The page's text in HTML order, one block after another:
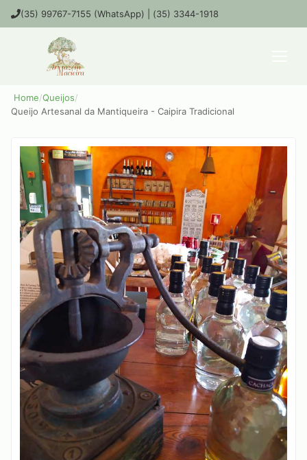
(35) 99767-7155 (WhatsApp) | (35) 3344-1918
Home/Queijos/
Queijo Artesanal da Mantiqueira - Caipira Tradicional